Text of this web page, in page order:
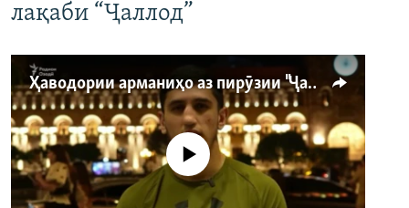
лақаби “Ҷаллод”
Ҳаводории арманиҳо аз пирӯзии "Ҷаллод"-и тоҷик
Феълан кор намекунад